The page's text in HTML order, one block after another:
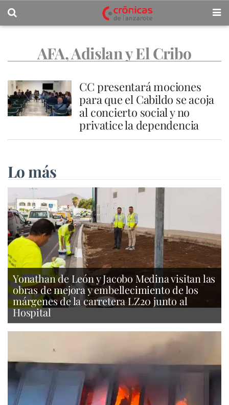
AFA, Adislan y El Cribo
CC presentará mociones
para que el Cabildo se acoja
al concierto social y no
privatice la dependencia
Lo más
Yonathan de León y Jacobo Medina visitan las
obras de mejora y embellecimiento de los
márgenes de la carretera LZ20 junto al
Hospital